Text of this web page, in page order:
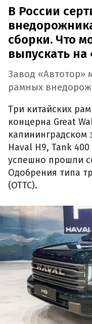
В России
сборки. Что
выпускать на
Завод «Автотор»
рамных
Три китайских
концерна Great
калининградском
Haval H9, Tank
успешно прошли
Одобрения типа
(ОТТС).